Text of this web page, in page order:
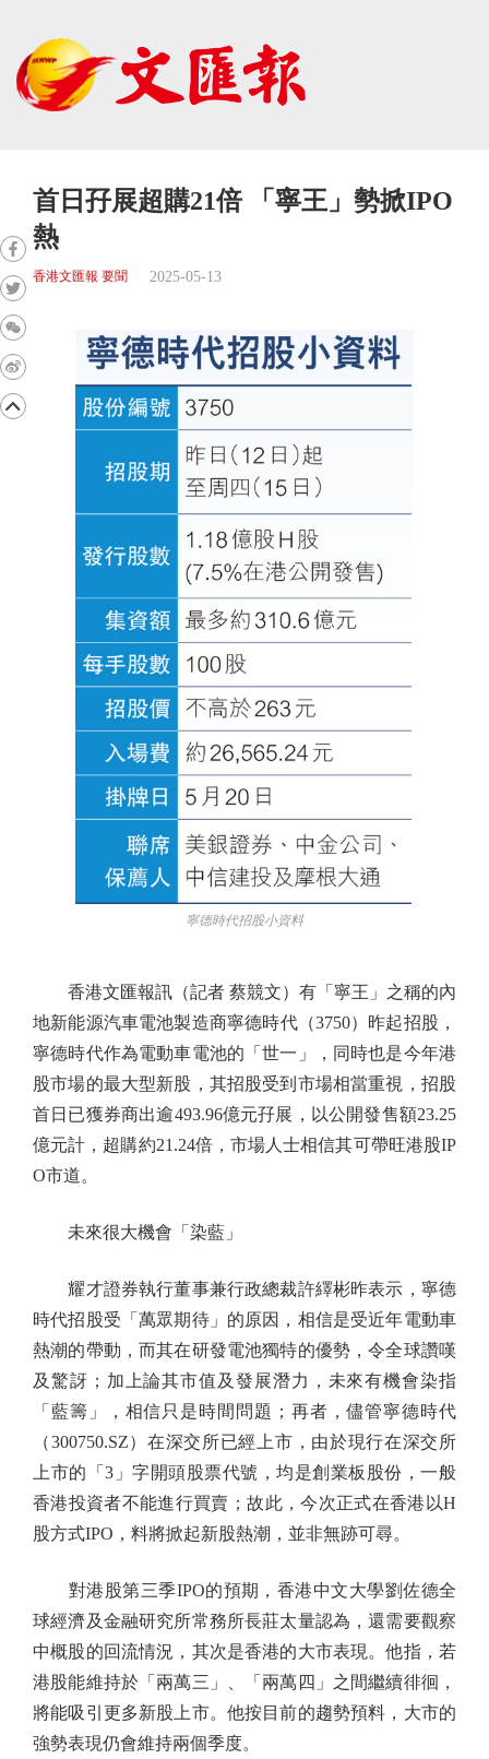
首日孖展超購21倍 「寧王」勢掀IPO
熱
香港文匯報 要聞 2025-05-13
寧德時代招股小資料
香港文匯報訊（記者 蔡競文）有「寧王」之稱的內
地新能源汽車電池製造商寧德時代（3750）昨起招股，
寧德時代作為電動車電池的「世一」，同時也是今年港
股市場的最大型新股，其招股受到市場相當重視，招股
首日已獲券商出逾493.96億元孖展，以公開發售額23.25
億元計，超購約21.24倍，市場人士相信其可帶旺港股IP
O市道。
未來很大機會「染藍」
耀才證券執行董事兼行政總裁許繹彬昨表示，寧德
時代招股受「萬眾期待」的原因，相信是受近年電動車
熱潮的帶動，而其在研發電池獨特的優勢，令全球讚嘆
及驚訝；加上論其市值及發展潛力，未來有機會染指
「藍籌」，相信只是時間問題；再者，儘管寧德時代
（300750.SZ）在深交所已經上市，由於現行在深交所
上市的「3」字開頭股票代號，均是創業板股份，一般
香港投資者不能進行買賣；故此，今次正式在香港以H
股方式IPO，料將掀起新股熱潮，並非無跡可尋。
對港股第三季IPO的預期，香港中文大學劉佐德全
球經濟及金融研究所常務所長莊太量認為，還需要觀察
中概股的回流情況，其次是香港的大市表現。他指，若
港股能維持於「兩萬三」、「兩萬四」之間繼續徘徊，
將能吸引更多新股上市。他按目前的趨勢預料，大市的
強勢表現仍會維持兩個季度。